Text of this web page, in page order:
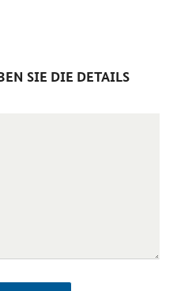
SIE DIE DETAILS